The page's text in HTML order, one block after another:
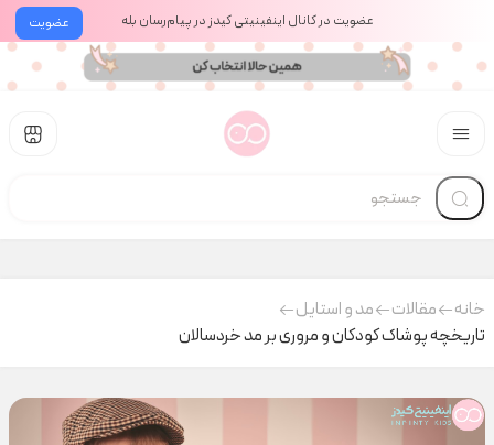
عضویت عضویت در کانال اینفینیتی کیدز در پیام‌رسان بله
خانه مقالات
مد و استایل
تاریخچه پوشاک کودکان و مروری بر مد خردسالان